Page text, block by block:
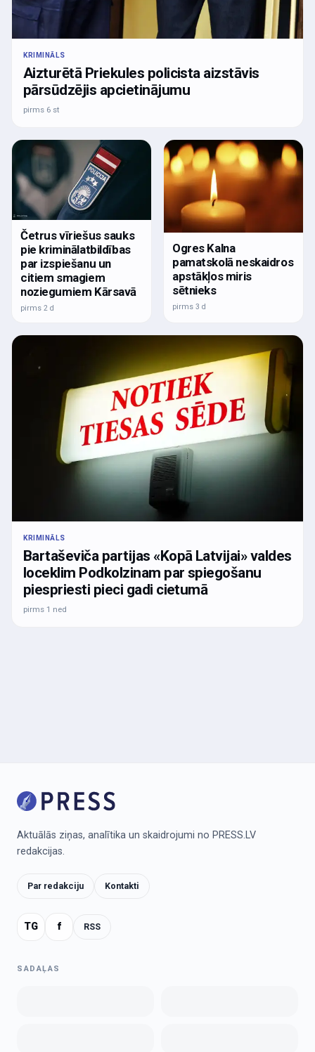
KRIMINĀLS
Aizturētā Priekules policista aizstāvis
pārsūdzējis apcietinājumu
pirms 6 st
Četrus vīriešus sauks
pie kriminālatbildības
par izspiešanu un
citiem smagiem
noziegumiem Kārsavā
pirms 2 d
Ogres Kalna
pamatskolā neskaidros
apstākļos miris
sētnieks
pirms 3 d
KRIMINĀLS
Bartaševiča partijas «Kopā Latvijai» valdes
loceklim Podkolzinam par spiegošanu
piespriesti pieci gadi cietumā
pirms 1 ned
Aktuālās ziņas, analītika un skaidrojumi no PRESS.LV
redakcijas.
Par redakciju Kontakti
TG f RSS
SADAĻAS